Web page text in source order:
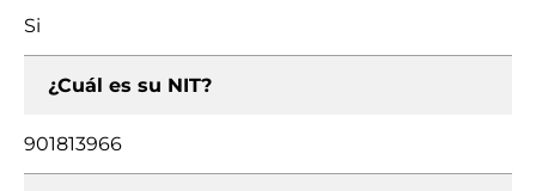
Si
¿Cuál es su NIT?
901813966